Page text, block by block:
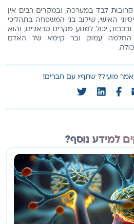
לבד במערכה, ובמקרים רבים אין
האישי, שילוב בני המשפחה בתהליכי
יכול למנוע מקרים טראגיים, והוא
החלמה עמוק ובר קיימא של האדם
מועיל? שתף/י עם חברים!
למידע נוסף?